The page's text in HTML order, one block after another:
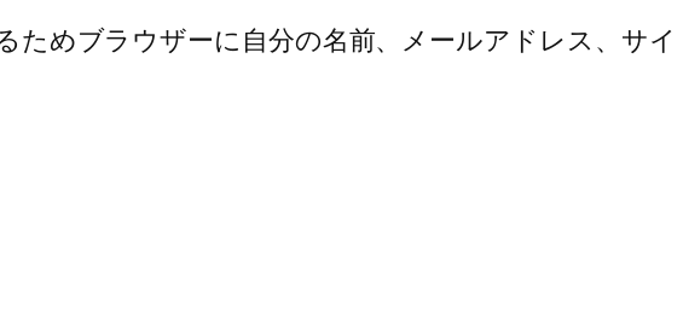
ためブラウザーに自分の名前、メールアドレス、サ